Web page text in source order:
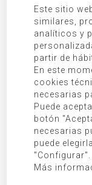
horizonte a través
Casa Acán es un
Mediterráneo las
mar siempre
Este sitio
similares,
analíticos y
partir de
En este
cookies
necesarias
Puede
botón
necesarias
puede
"Configurar".
Más